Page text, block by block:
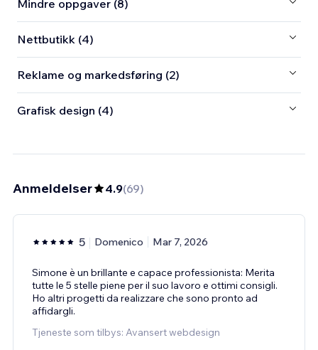
Mindre oppgaver (8)
Nettbutikk (4)
Reklame og markedsføring (2)
Grafisk design (4)
Anmeldelser 4.9(69)
5 Domenico Mar 7, 2026
Simone è un brillante e capace professionista: Merita
tutte le 5 stelle piene per il suo lavoro e ottimi consigli.
Ho altri progetti da realizzare che sono pronto ad
affidargli.
Tjeneste som tilbys: Avansert webdesign